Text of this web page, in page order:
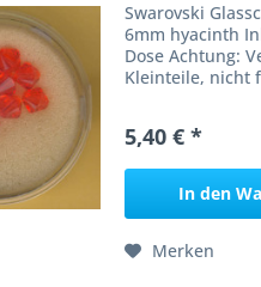
Swarovski
6mm hyacinth
Dose Achtung:
Kleinteile, nicht
5,40 € *
In den
Merken